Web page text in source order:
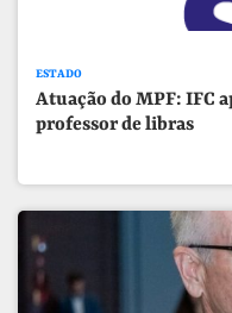
ESTADO
Atuação do MPF: IFC
professor de libras